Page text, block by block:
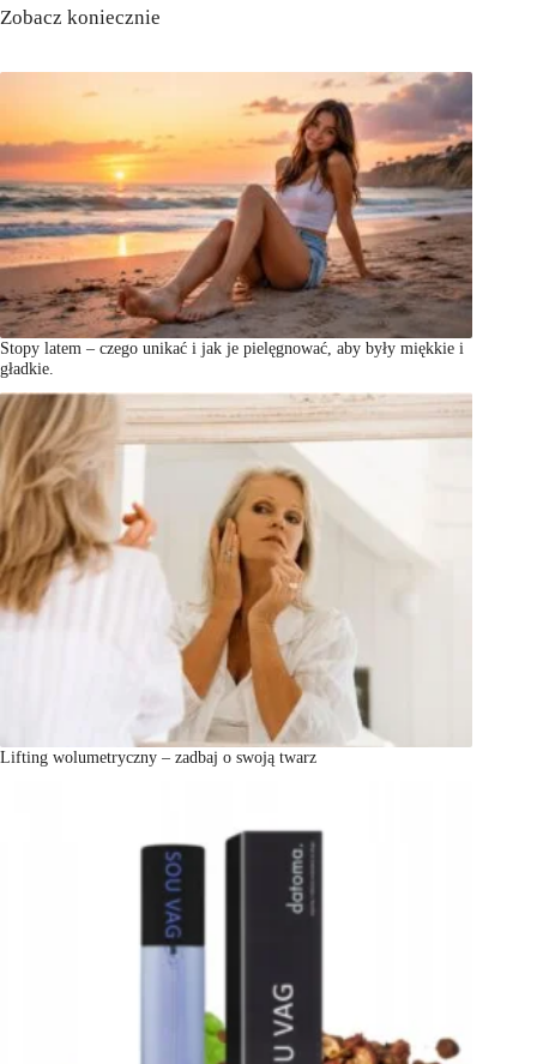
Zobacz koniecznie
Stopy latem – czego unikać i jak je pielęgnować, aby były miękkie i
gładkie.
Lifting wolumetryczny – zadbaj o swoją twarz